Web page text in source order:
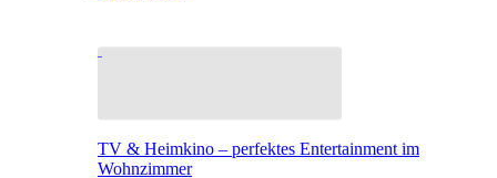
TV & Heimkino – perfektes Entertainment im
Wohnzimmer